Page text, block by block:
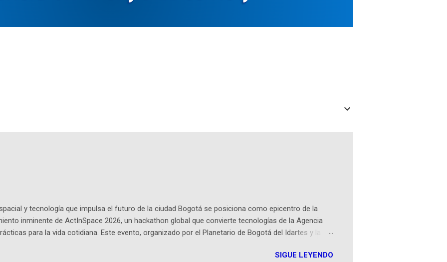
y tecnología que impulsa el futuro de la ciudad Bogotá se posiciona como epicentro de la
inminente de ActInSpace 2026, un hackathon global que convierte tecnologías de la Agencia
para la vida cotidiana. Este evento, organizado por el Planetario de Bogotá del Idartes y la
es ActInSpace y por qué importa en Bogotá ActInSpace es una competencia mundial que opera en
SIGUE LEYENDO